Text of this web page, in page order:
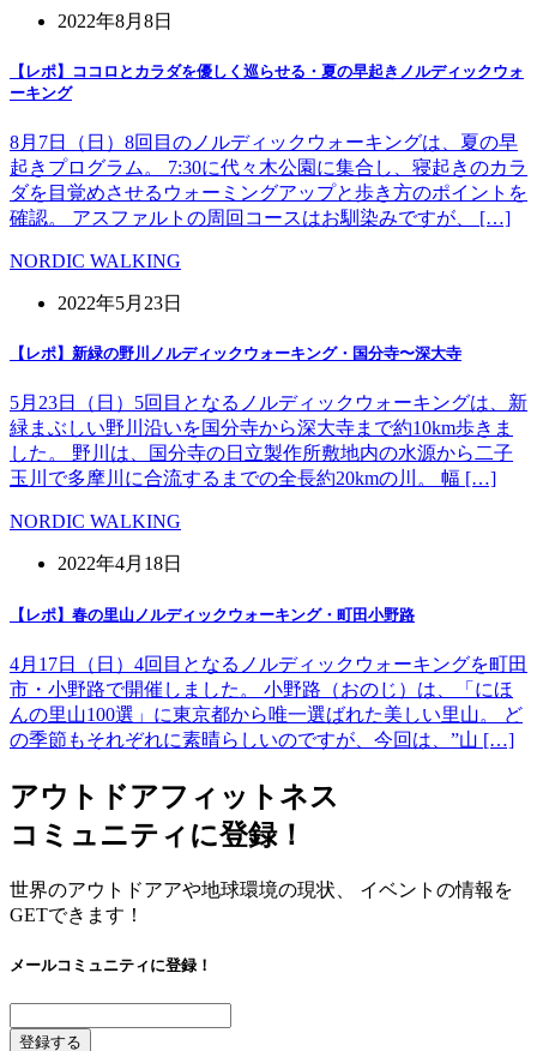
2022年8月8日
【レポ】ココロとカラダを優しく巡らせる・夏の早起きノルディックウォ
ーキング
8月7日（日）8回目のノルディックウォーキングは、夏の早
起きプログラム。 7:30に代々木公園に集合し、寝起きのカラ
ダを目覚めさせるウォーミングアップと歩き方のポイントを
確認。 アスファルトの周回コースはお馴染みですが、 […]
NORDIC WALKING
2022年5月23日
【レポ】新緑の野川ノルディックウォーキング・国分寺〜深大寺
5月23日（日）5回目となるノルディックウォーキングは、新
緑まぶしい野川沿いを国分寺から深大寺まで約10km歩きま
した。 野川は、国分寺の日立製作所敷地内の水源から二子
玉川で多摩川に合流するまでの全長約20kmの川。 幅 […]
NORDIC WALKING
2022年4月18日
【レポ】春の里山ノルディックウォーキング・町田小野路
4月17日（日）4回目となるノルディックウォーキングを町田
市・小野路で開催しました。 小野路（おのじ）は、「にほ
んの里山100選」に東京都から唯一選ばれた美しい里山。 ど
の季節もそれぞれに素晴らしいのですが、今回は、”山 […]
アウトドアフィットネス
コミュニティに登録！
世界のアウトドアアや地球環境の現状、 イベントの情報を
GETできます！
メールコミュニティに登録！